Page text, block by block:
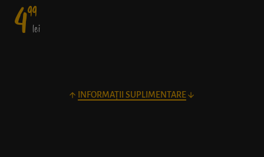
499
lei
INFORMAȚII SUPLIMENTARE